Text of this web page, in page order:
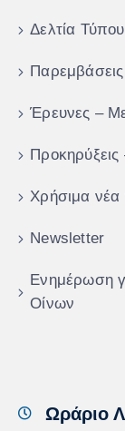
Δελτία Τύπου
Παρεμβάσεις
Έρευνες –
Προκηρύξεις
Χρήσιμα νέα
Newsletter
Ενημέρωση
Οίνων
Ωράριο